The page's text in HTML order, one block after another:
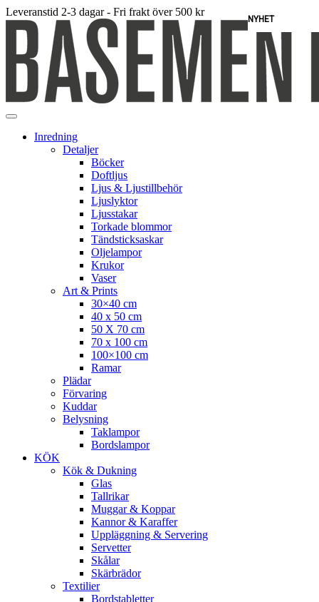
Leveranstid 2-3 dagar - Fri frakt över 500 kr
Inredning
Detaljer
Böcker
Doftljus
Ljus & Ljustillbehör
Ljuslyktor
Ljusstakar
Torkade blommor
Tändsticksaskar
Oljelampor
Krukor
Vaser
Art & Prints
30×40 cm
40 x 50 cm
50 X 70 cm
70 x 100 cm
100×100 cm
Ramar
Plädar
Förvaring
Kuddar
Belysning
Taklampor
Bordslampor
KÖK
Kök & Dukning
Glas
Tallrikar
Muggar & Koppar
Kannor & Karaffer
Uppläggning & Servering
Servetter
Skålar
Skärbrädor
Textilier
Bordstabletter
NYHET